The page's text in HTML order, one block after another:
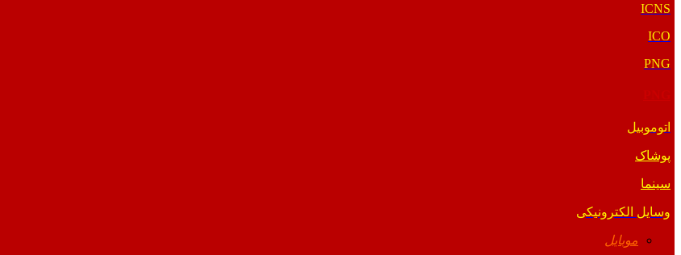
ICNS
ICO
PNG
اتوموبیل
پوشاک
سینما
وسایل الکترونیکی
موبایل